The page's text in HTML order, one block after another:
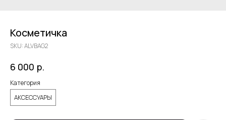
Косметичка
SKU:ALVBAG2
6 000 р.
Категория
АКСЕССУАРЫ